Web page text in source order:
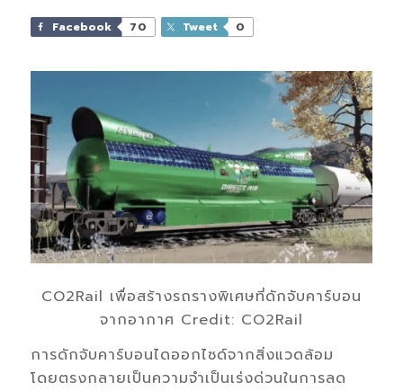
Facebook 70 Tweet 0
CO2Rail เพื่อสร้างรถรางพิเศษที่ดักจับคาร์บอน
จากอากาศ Credit: CO2Rail
การดักจับคาร์บอนไดออกไซด์จากสิ่งแวดล้อม
โดยตรงกลายเป็นความจำเป็นเร่งด่วนในการลด